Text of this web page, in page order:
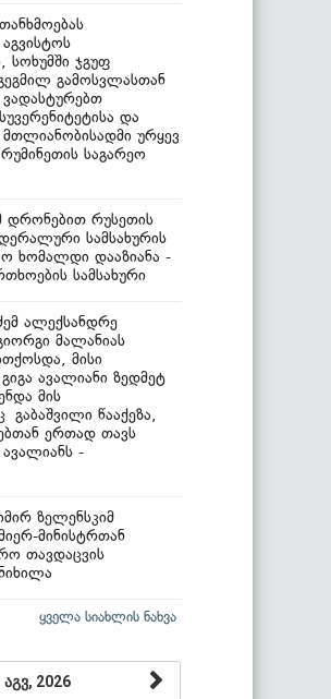
სოხუმში ჯგუფ
გამოსვლასთან
და
ურყევ
საგარეო
დრონებით რუსეთის
სამსახურის
ხომალდი დააზიანა -
სამსახური
ალექსანდრე
მალანიას
მისი
ავალიანი ზედმეტ
მის
წააქეზა,
ერთად თავს
-
ზელენსკიმ
მინისტრთან
თავდაცვის
ყველა სიახლის ნახვა
აგვ, 2026